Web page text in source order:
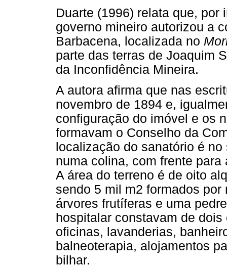
Duarte (1996) relata que,
governo mineiro autorizou a
Barbacena, localizada no
parte das terras de Joaquim
da Inconfidência Mineira.
A autora afirma que nas
novembro de 1894 e,
configuração do imóvel e os
formavam o Conselho da
localização do sanatório é
numa colina, com frente
A área do terreno é de oito
sendo 5 mil m2 formados
árvores frutíferas e uma
hospitalar constavam de
oficinas, lavanderias,
balneoterapia, alojamentos
bilhar.